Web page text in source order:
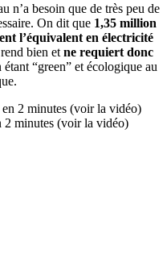
n’a besoin que de très peu de
On dit que 1,35 million
l’équivalent en électricité
bien et ne requiert donc
étant “green” et écologique au
2 minutes (voir la vidéo)